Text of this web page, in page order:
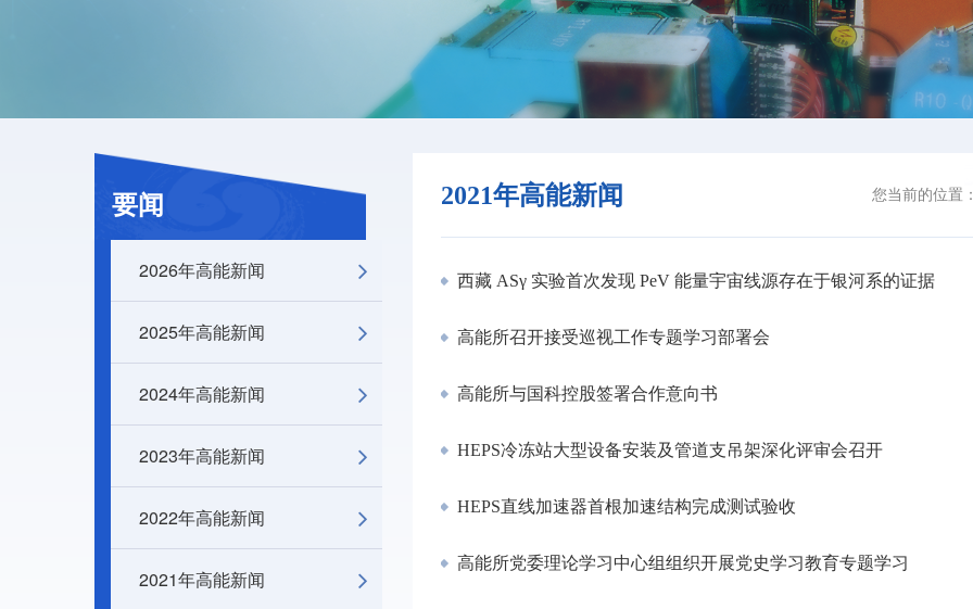
要闻
2026年高能新闻
2025年高能新闻
2024年高能新闻
2023年高能新闻
2022年高能新闻
2021年高能新闻
2021年高能新闻 您当前的位置：
西藏 ASγ 实验首次发现 PeV 能量宇宙线源存在于银河系的证据
高能所召开接受巡视工作专题学习部署会
高能所与国科控股签署合作意向书
HEPS冷冻站大型设备安装及管道支吊架深化评审会召开
HEPS直线加速器首根加速结构完成测试验收
高能所党委理论学习中心组组织开展党史学习教育专题学习